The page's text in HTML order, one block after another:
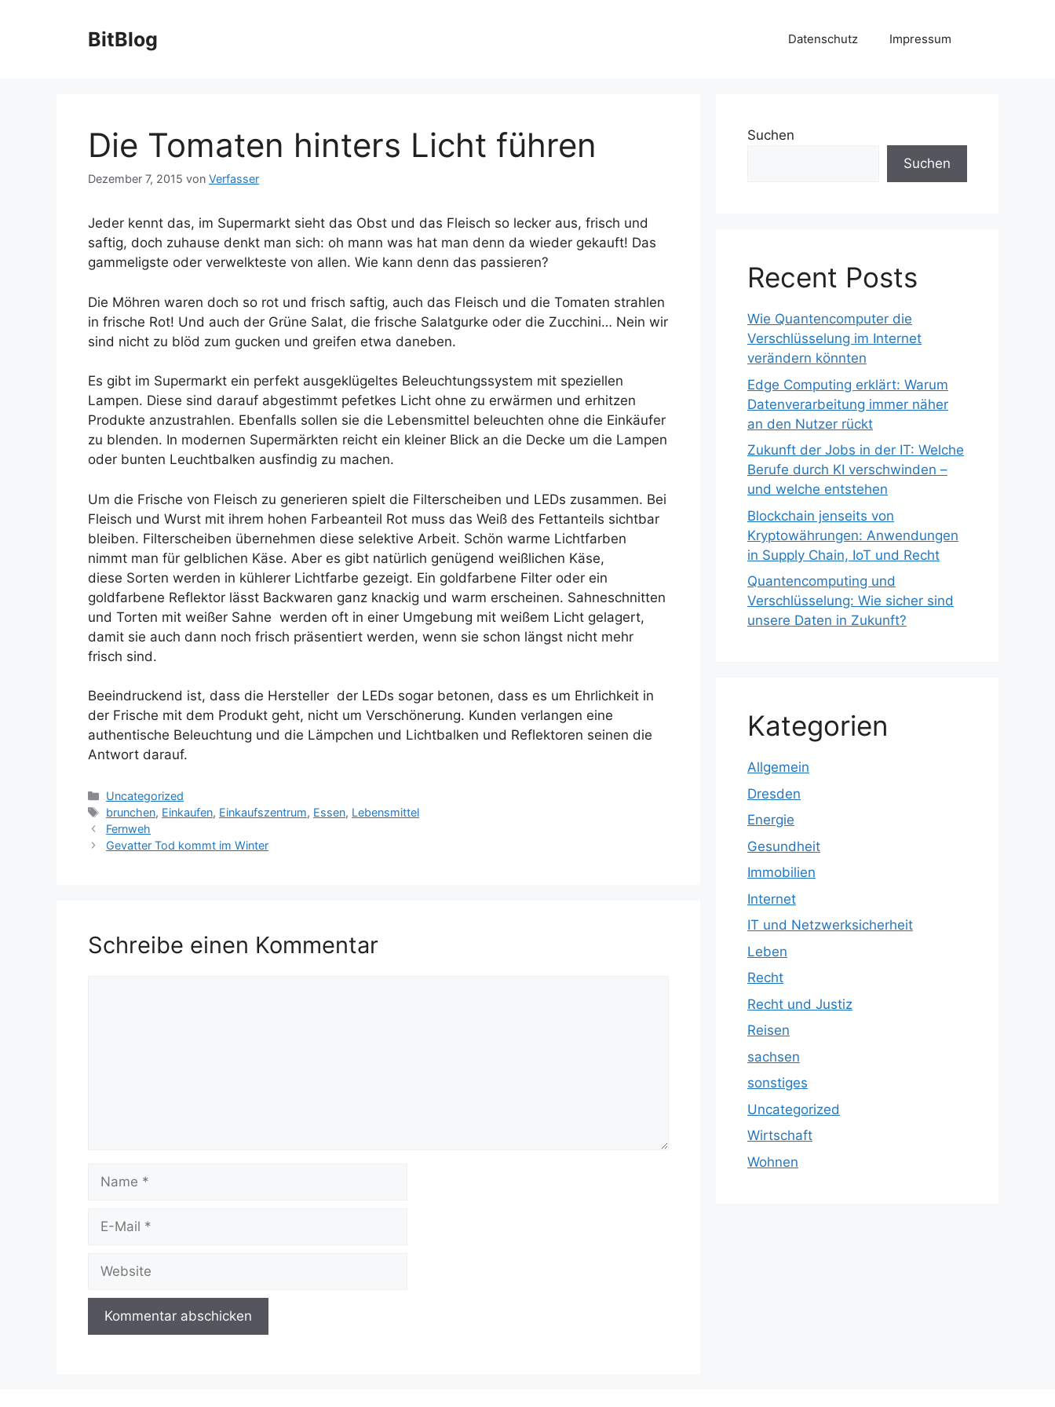
BitBlog Datenschutz Impressum
Die Tomaten hinters Licht führen
Dezember 7, 2015 von Verfasser
Jeder kennt das, im Supermarkt sieht das Obst und das Fleisch so lecker aus, frisch und
saftig, doch zuhause denkt man sich: oh mann was hat man denn da wieder gekauft! Das
gammeligste oder verwelkteste von allen. Wie kann denn das passieren?
Die Möhren waren doch so rot und frisch saftig, auch das Fleisch und die Tomaten strahlen
in frische Rot! Und auch der Grüne Salat, die frische Salatgurke oder die Zucchini… Nein wir
sind nicht zu blöd zum gucken und greifen etwa daneben.
Es gibt im Supermarkt ein perfekt ausgeklügeltes Beleuchtungssystem mit speziellen
Lampen. Diese sind darauf abgestimmt pefetkes Licht ohne zu erwärmen und erhitzen
Produkte anzustrahlen. Ebenfalls sollen sie die Lebensmittel beleuchten ohne die Einkäufer
zu blenden. In modernen Supermärkten reicht ein kleiner Blick an die Decke um die Lampen
oder bunten Leuchtbalken ausfindig zu machen.
Um die Frische von Fleisch zu generieren spielt die Filterscheiben und LEDs zusammen. Bei
Fleisch und Wurst mit ihrem hohen Farbeanteil Rot muss das Weiß des Fettanteils sichtbar
bleiben. Filterscheiben übernehmen diese selektive Arbeit. Schön warme Lichtfarben
nimmt man für gelblichen Käse. Aber es gibt natürlich genügend weißlichen Käse,
diese Sorten werden in kühlerer Lichtfarbe gezeigt. Ein goldfarbene Filter oder ein
goldfarbene Reflektor lässt Backwaren ganz knackig und warm erscheinen. Sahneschnitten
und Torten mit weißer Sahne werden oft in einer Umgebung mit weißem Licht gelagert,
damit sie auch dann noch frisch präsentiert werden, wenn sie schon längst nicht mehr
frisch sind.
Beeindruckend ist, dass die Hersteller der LEDs sogar betonen, dass es um Ehrlichkeit in
der Frische mit dem Produkt geht, nicht um Verschönerung. Kunden verlangen eine
authentische Beleuchtung und die Lämpchen und Lichtbalken und Reflektoren seinen die
Antwort darauf.
Kategorien
Uncategorized
Schlagwörter
brunchen, Einkaufen, Einkaufszentrum, Essen, Lebensmittel
Fernweh
Gevatter Tod kommt im Winter
Schreibe einen Kommentar
Name
Website
Suchen
Suchen
Recent Posts
Wie Quantencomputer die
Verschlüsselung im Internet
verändern könnten
Edge Computing erklärt: Warum
Datenverarbeitung immer näher
an den Nutzer rückt
Zukunft der Jobs in der IT: Welche
Berufe durch KI verschwinden –
und welche entstehen
Blockchain jenseits von
Kryptowährungen: Anwendungen
in Supply Chain, IoT und Recht
Quantencomputing und
Verschlüsselung: Wie sicher sind
unsere Daten in Zukunft?
Kategorien
Allgemein
Dresden
Energie
Gesundheit
Immobilien
Internet
IT und Netzwerksicherheit
Leben
Recht
Recht und Justiz
Reisen
sachsen
sonstiges
Uncategorized
Wirtschaft
Wohnen